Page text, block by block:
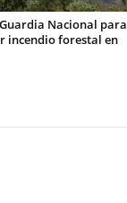
Nacional para
incendio forestal en